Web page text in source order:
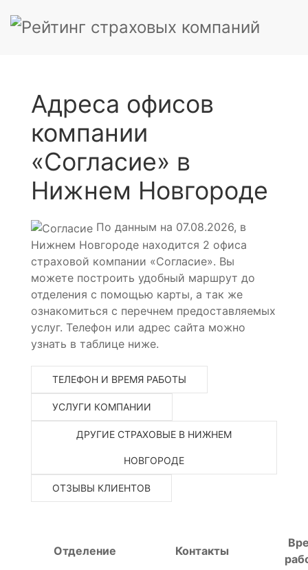
Адреса офисов
компании
«Согласие» в
Нижнем Новгороде
По данным на 07.08.2026, в
Нижнем Новгороде находится 2 офиса
страховой компании «Согласие». Вы
можете построить удобный маршрут до
отделения с помощью карты, а так же
ознакомиться с перечнем предоставляемых
услуг. Телефон или адрес сайта можно
узнать в таблице ниже.
ТЕЛЕФОН И ВРЕМЯ РАБОТЫ
УСЛУГИ КОМПАНИИ
ДРУГИЕ СТРАХОВЫЕ В НИЖНЕМ
НОВГОРОДЕ
ОТЗЫВЫ КЛИЕНТОВ
Отделение Контакты